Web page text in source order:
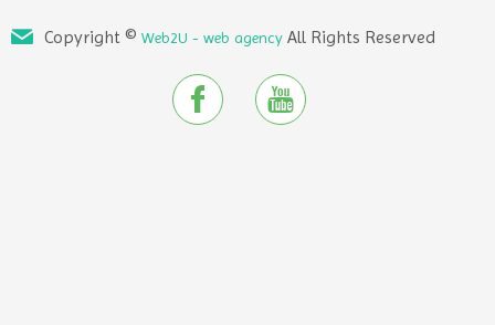
Copyright © Web2U - web agency All Rights Reserved